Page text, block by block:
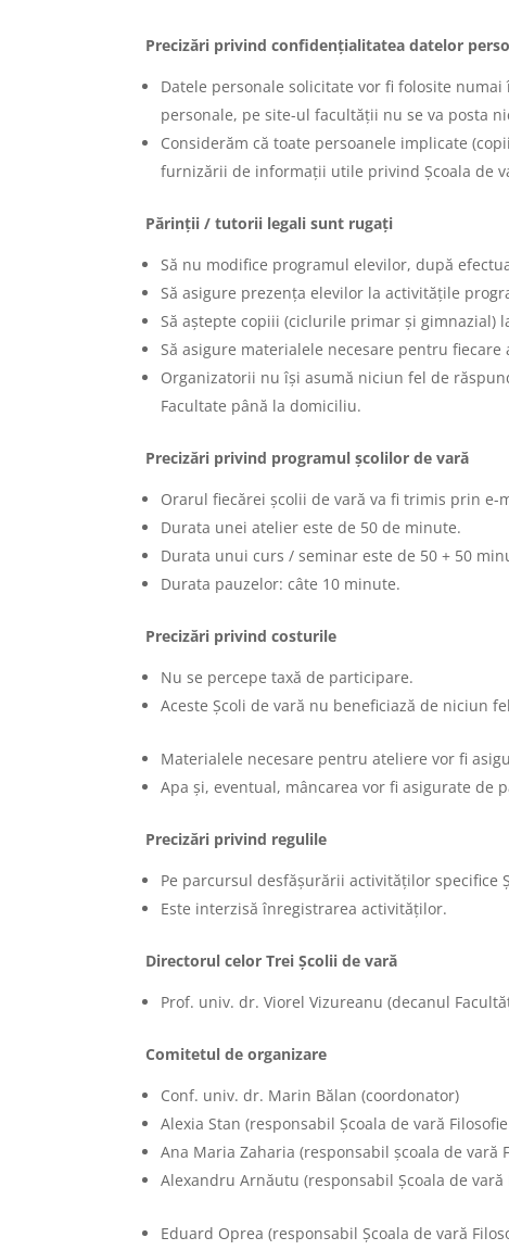
Precizări privind confidențialitatea datelor
Datele personale solicitate vor fi folosite
personale, pe site-ul facultății nu se va posta
Considerăm că toate persoanele implicate
furnizării de informații utile privind Școala de
Părinții / tutorii legali sunt rugați
Să nu modifice programul elevilor, după
Să asigure prezența elevilor la activitățile
Să aștepte copiii (ciclurile primar și gimnazial)
Să asigure materialele necesare pentru fiecare
Organizatorii nu își asumă niciun fel de
Facultate până la domiciliu.
Precizări privind programul școlilor de vară
Orarul fiecărei școlii de vară va fi trimis prin
Durata unei atelier este de 50 de minute.
Durata unui curs / seminar este de 50 + 50
Durata pauzelor: câte 10 minute.
Precizări privind costurile
Nu se percepe taxă de participare.
Aceste Școli de vară nu beneficiază de niciun
Materialele necesare pentru ateliere vor fi
Apa și, eventual, mâncarea vor fi asigurate de
Precizări privind regulile
Pe parcursul desfășurării activităților specifice
Este interzisă înregistrarea activităților.
Directorul celor Trei Școlii de vară
Prof. univ. dr. Viorel Vizureanu (decanul
Comitetul de organizare
Conf. univ. dr. Marin Bălan (coordonator)
Alexia Stan (responsabil Școala de vară
Ana Maria Zaharia (responsabil școala de vară
Alexandru Arnăutu (responsabil Școala de
Eduard Oprea (responsabil Școala de vară